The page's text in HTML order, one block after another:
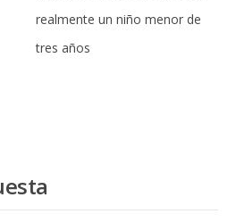
realmente un niño menor de
tres años